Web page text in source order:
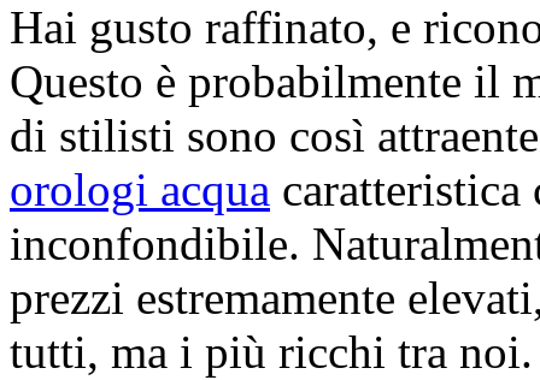
Hai gusto raffinato, e
Questo è probabilmente il
di stilisti sono così
orologi acqua caratteristica
inconfondibile.
prezzi estremamente
tutti, ma i più ricchi tra noi.